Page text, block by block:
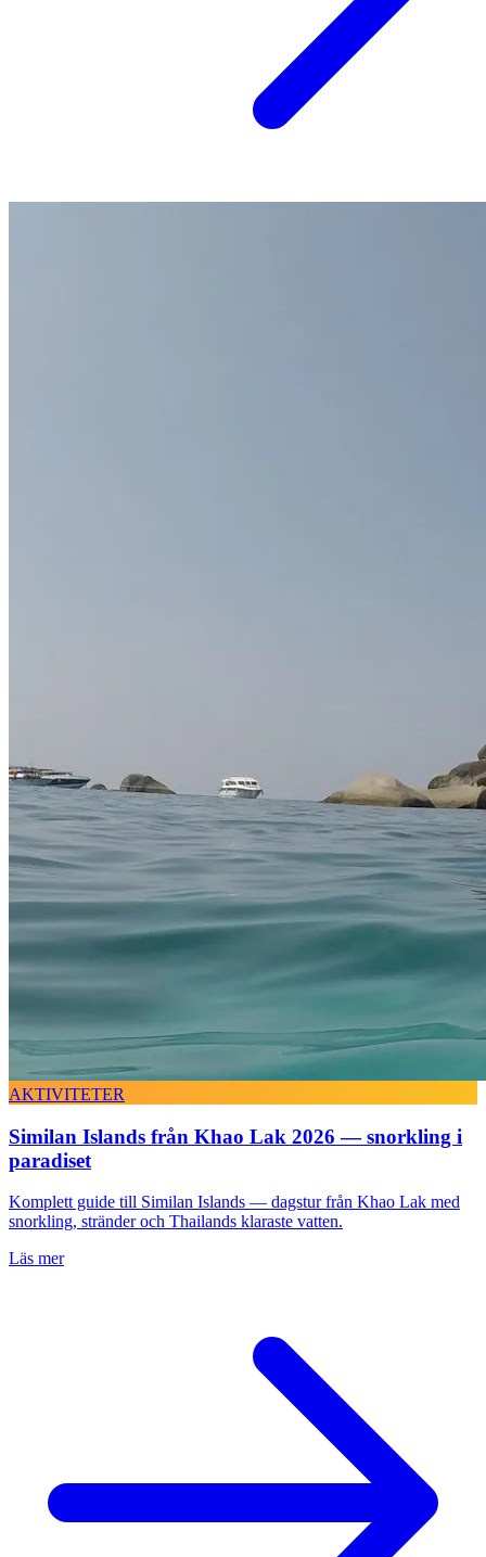
AKTIVITETER
Similan Islands från Khao Lak 2026 — snorkling i
paradiset
Komplett guide till Similan Islands — dagstur från Khao Lak med
snorkling, stränder och Thailands klaraste vatten.
Läs mer